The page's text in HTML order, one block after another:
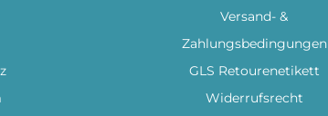
Versand- &
Zahlungsbedingungen
GLS Retourenetikett
Widerrufsrecht